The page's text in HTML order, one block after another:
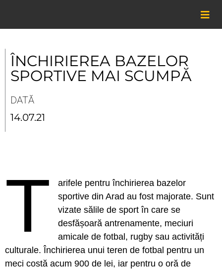
content
ÎNCHIRIEREA BAZELOR
SPORTIVE MAI SCUMPĂ
DATĂ
14.07.21
T
arifele pentru închirierea bazelor
sportive din Arad au fost majorate. Sunt
vizate sălile de sport în care se
desfășoară antrenamente, meciuri
amicale de fotbal, rugby sau activități
culturale. Închirierea unui teren de fotbal pentru un
meci costă acum 900 de lei, iar pentru o oră de